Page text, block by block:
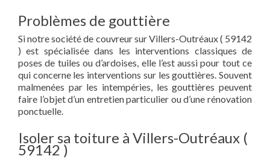
Problèmes de gouttière
Si notre société de couvreur sur Villers-Outréaux ( 59142
) est spécialisée dans les interventions classiques de
poses de tuiles ou d’ardoises, elle l’est aussi pour tout ce
qui concerne les interventions sur les gouttières. Souvent
malmenées par les intempéries, les gouttières peuvent
faire l’objet d’un entretien particulier ou d’une rénovation
ponctuelle.
Isoler sa toiture à Villers-Outréaux (
59142 )